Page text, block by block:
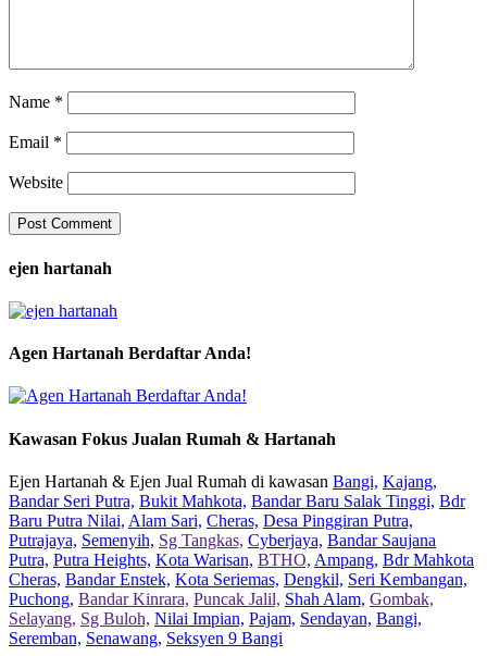
Name *
Email *
Website
ejen hartanah
Agen Hartanah Berdaftar Anda!
Kawasan Fokus Jualan Rumah & Hartanah
Ejen Hartanah & Ejen Jual Rumah di kawasan Bangi, Kajang,
Bandar Seri Putra, Bukit Mahkota, Bandar Baru Salak Tinggi, Bdr
Baru Putra Nilai, Alam Sari, Cheras, Desa Pinggiran Putra,
Putrajaya, Semenyih, Sg Tangkas, Cyberjaya, Bandar Saujana
Putra, Putra Heights, Kota Warisan, BTHO, Ampang, Bdr Mahkota
Cheras, Bandar Enstek, Kota Seriemas, Dengkil, Seri Kembangan,
Puchong, Bandar Kinrara, Puncak Jalil, Shah Alam, Gombak,
Selayang, Sg Buloh, Nilai Impian, Pajam, Sendayan, Bangi,
Seremban, Senawang, Seksyen 9 Bangi